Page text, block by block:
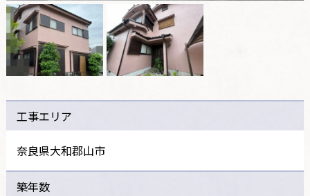
工事エリア
奈良県大和郡山市
築年数